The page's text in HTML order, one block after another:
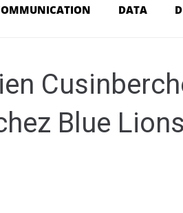
DATA
Blue Lions